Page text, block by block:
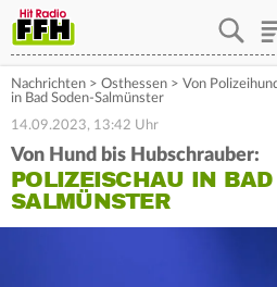
Nachrichten > Osthessen > Von
in Bad Soden-Salmünster
14.09.2023, 13:42 Uhr
Von Hund bis Hubschrauber:
POLIZEISCHAU IN BAD
SALMÜNSTER